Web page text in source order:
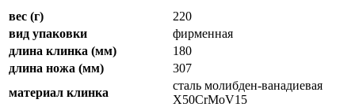
вес (г)
220
вид упаковки
фирменная
длина клинка (мм)
180
длина ножа (мм)
307
материал клинка
сталь молибден-ванадиевая
X50CrMoV15